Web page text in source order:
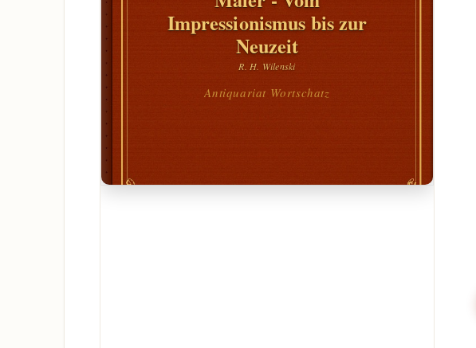
Impressionismus bis zur
Neuzeit
R. H. Wilenski
Antiquariat Wortschatz